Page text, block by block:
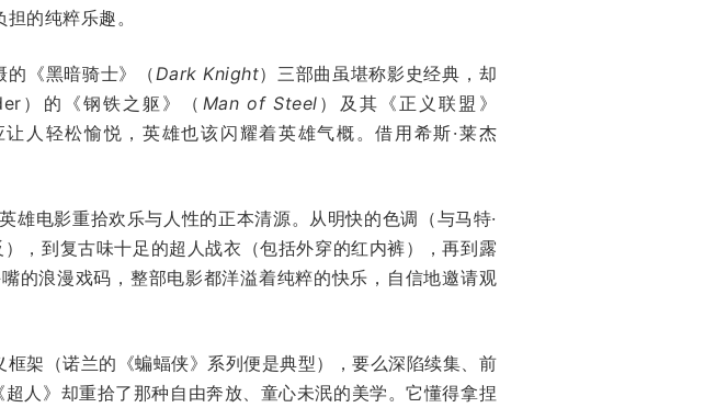
的纯粹乐趣。
《黑暗骑士》（ Dark Knight）三部曲虽堪称影史经典，却
）的《钢铁之躯》（ Man of Steel ）及其《正义联盟》
人轻松愉悦，英雄也该闪耀着英雄气概。借用希斯·莱杰
雄电影重拾欢乐与人性的正本清源。从明快的色调（与马特·
到复古味十足的超人战衣（包括外穿的红内裤），再到露
的浪漫戏码，整部电影都洋溢着纯粹的快乐，自信地邀请观
架（诺兰的《蝙蝠侠》系列便是典型），要么深陷续集、前
人》却重拾了那种自由奔放、童心未泯的美学。它懂得拿捏